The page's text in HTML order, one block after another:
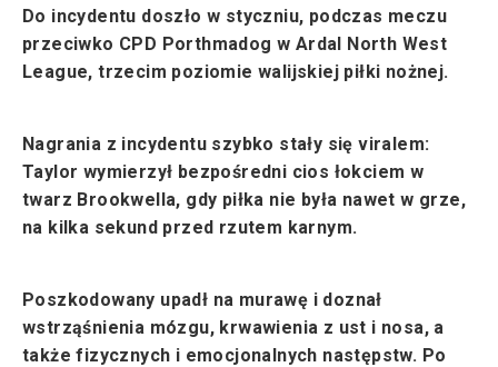
Do incydentu doszło w styczniu, podczas meczu
przeciwko CPD Porthmadog w Ardal North West
League, trzecim poziomie walijskiej piłki nożnej.
Nagrania z incydentu szybko stały się viralem:
Taylor wymierzył bezpośredni cios łokciem w
twarz Brookwella, gdy piłka nie była nawet w grze,
na kilka sekund przed rzutem karnym.
Poszkodowany upadł na murawę i doznał
wstrząśnienia mózgu, krwawienia z ust i nosa, a
także fizycznych i emocjonalnych następstw. Po